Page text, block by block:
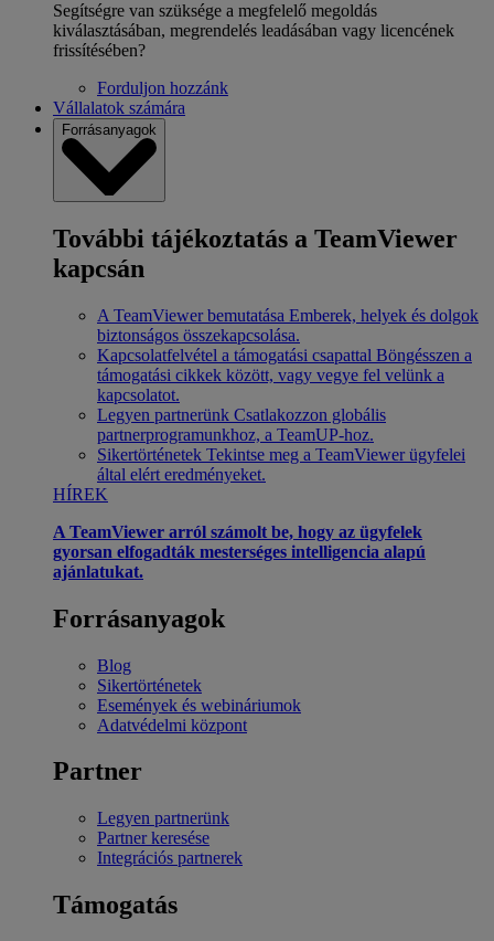
Segítségre van szüksége a megfelelő megoldás
kiválasztásában, megrendelés leadásában vagy licencének
frissítésében?
Forduljon hozzánk
Vállalatok számára
Forrásanyagok
További tájékoztatás a TeamViewer
kapcsán
A TeamViewer bemutatása Emberek, helyek és dolgok
biztonságos összekapcsolása.
Kapcsolatfelvétel a támogatási csapattal Böngésszen a
támogatási cikkek között, vagy vegye fel velünk a
kapcsolatot.
Legyen partnerünk Csatlakozzon globális
partnerprogramunkhoz, a TeamUP-hoz.
Sikertörténetek Tekintse meg a TeamViewer ügyfelei
által elért eredményeket.
HÍREK
A TeamViewer arról számolt be, hogy az ügyfelek
gyorsan elfogadták mesterséges intelligencia alapú
ajánlatukat.
Forrásanyagok
Blog
Sikertörténetek
Események és webináriumok
Adatvédelmi központ
Partner
Legyen partnerünk
Partner keresése
Integrációs partnerek
Támogatás